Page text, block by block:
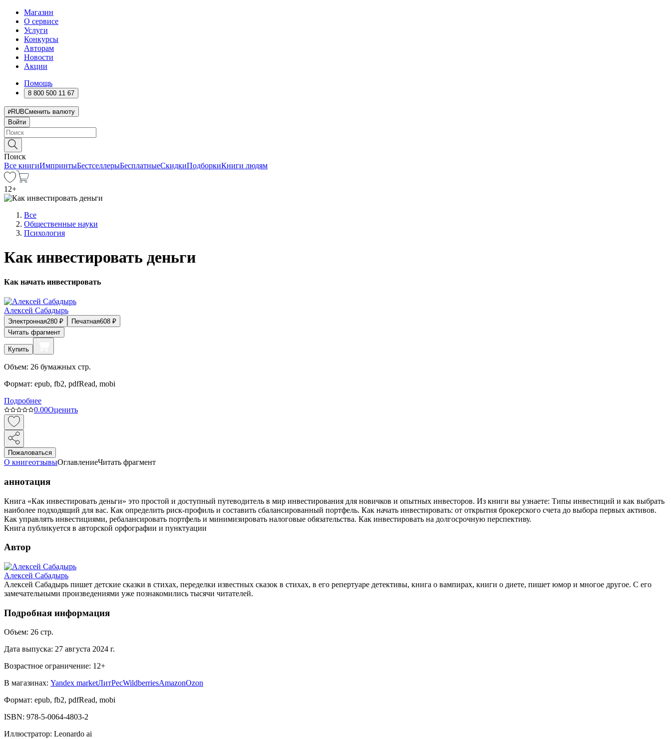
Магазин
О сервисе
Услуги
Конкурсы
Авторам
Новости
Акции
Помощь
8 800 500 11 67
RUBСменить валюту
Войти
Поиск
Все книгиИмпринтыБестселлерыБесплатныеСкидкиПодборкиКниги людям
12+
Все
Общественные науки
Психология
Как инвестировать деньги
Как начать инвестировать
Алексей Сабадырь
Электронная280 ₽ Печатная608 ₽
Читать фрагмент
Купить
Объем: 26 бумажных стр.
Формат: epub, fb2, pdfRead, mobi
Подробнее
0.00Оценить
Пожаловаться
О книгеотзывыОглавлениеЧитать фрагмент
аннотация
Книга «Как инвестировать деньги» это простой и доступный путеводитель в мир инвестирования для новичков и опытных инвесторов. Из книги вы узнаете: Типы инвестиций и как выбрать
наиболее подходящий для вас. Как определить риск-профиль и составить сбалансированный портфель. Как начать инвестировать: от открытия брокерского счета до выбора первых активов.
Как управлять инвестициями, ребалансировать портфель и минимизировать налоговые обязательства. Как инвестировать на долгосрочную перспективу.
Книга публикуется в авторской орфографии и пунктуации
Автор
Алексей Сабадырь
Алексей Сабадырь пишет детские сказки в стихах, переделки известных сказок в стихах, в его репертуаре детективы, книга о вампирах, книги о диете, пишет юмор и многое другое. С его
замечательными произведениями уже познакомились тысячи читателей.
Подробная информация
Объем: 26 стр.
Дата выпуска: 27 августа 2024 г.
Возрастное ограничение: 12+
В магазинах: Yandex marketЛитРесWildberriesAmazonOzon
Формат: epub, fb2, pdfRead, mobi
ISBN: 978-5-0064-4803-2
Иллюстратор: Leonardo ai